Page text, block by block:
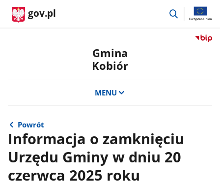
gov.pl
przejdź
Przejdź
Gmina
Kobiór
MENU
Powrót
Informacja o zamknięciu
Urzędu Gminy w dniu 20
czerwca 2025 roku